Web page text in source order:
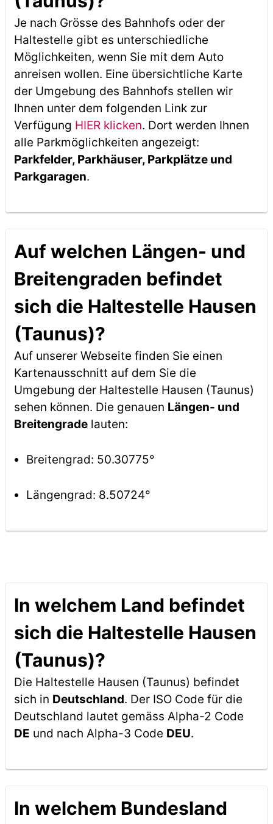
Je nach Grösse des Bahnhofs oder der
Haltestelle gibt es unterschiedliche
Möglichkeiten, wenn Sie mit dem Auto
anreisen wollen. Eine übersichtliche Karte
der Umgebung des Bahnhofs stellen wir
Ihnen unter dem folgenden Link zur
Verfügung HIER klicken. Dort werden Ihnen
alle Parkmöglichkeiten angezeigt:
Parkfelder, Parkhäuser, Parkplätze und
Parkgaragen.
Auf welchen Längen- und
Breitengraden befindet
sich die Haltestelle Hausen
(Taunus)?
Auf unserer Webseite finden Sie einen
Kartenausschnitt auf dem Sie die
Umgebung der Haltestelle Hausen (Taunus)
sehen können. Die genauen Längen- und
Breitengradelauten:
Breitengrad: 50.30775°
Längengrad: 8.50724°
In welchem Land befindet
sich die Haltestelle Hausen
(Taunus)?
Die Haltestelle Hausen (Taunus) befindet
sich in Deutschland. Der ISO Code für die
Deutschland lautet gemäss Alpha-2 Code
DE und nach Alpha-3 Code DEU.
In welchem Bundesland